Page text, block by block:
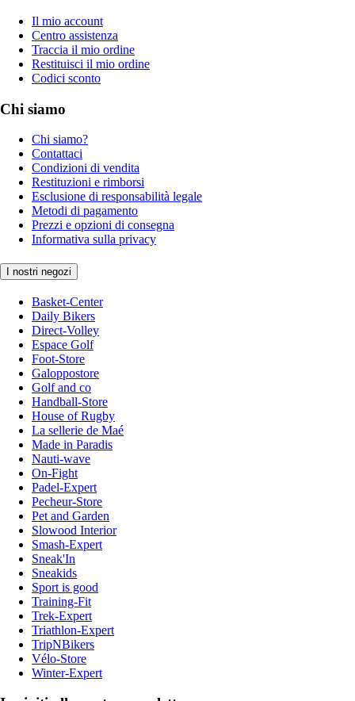
Il mio account
Centro assistenza
Traccia il mio ordine
Restituisci il mio ordine
Codici sconto
Chi siamo
Chi siamo?
Contattaci
Condizioni di vendita
Restituzioni e rimborsi
Esclusione di responsabilità legale
Metodi di pagamento
Prezzi e opzioni di consegna
Informativa sulla privacy
I nostri negozi
Basket-Center
Daily Bikers
Direct-Volley
Espace Golf
Foot-Store
Galoppostore
Golf and co
Handball-Store
House of Rugby
La sellerie de Maé
Made in Paradis
Nauti-wave
On-Fight
Padel-Expert
Pecheur-Store
Pet and Garden
Slowood Interior
Smash-Expert
Sneak'In
Sneakids
Sport is good
Training-Fit
Trek-Expert
Triathlon-Expert
TripNBikers
Vélo-Store
Winter-Expert